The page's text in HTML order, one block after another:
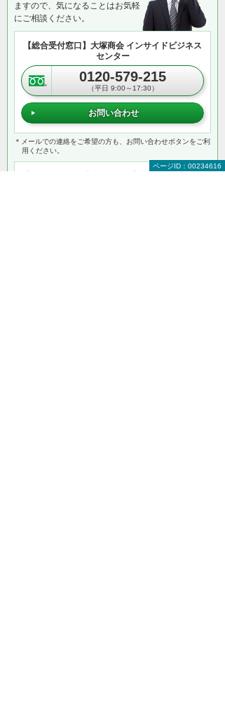
ますので、気になることはお気軽
にご相談ください。
【総合受付窓口】大塚商会 インサイドビジネス
センター
0120-579-215
（平日 9:00～17:30）
お問い合わせ
＊メールでの連絡をご希望の方も、お問い合わせボタンをご利
用ください。
ページID：00234616